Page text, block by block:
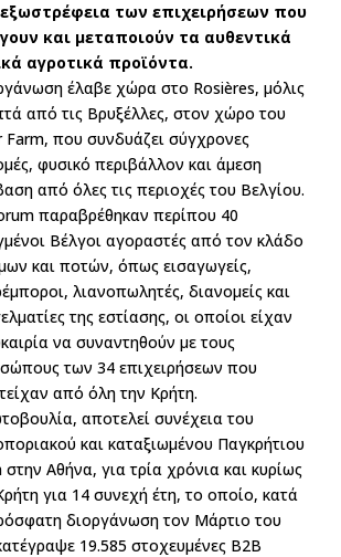
των επιχειρήσεων που
και μεταποιούν τα αυθεντικά
αγροτικά προϊόντα.
έλαβε χώρα στο Rosières, μόλις
από τις Βρυξέλλες, στον χώρο του
Farm, που συνδυάζει σύγχρονες
φυσικό περιβάλλον και άμεση
από όλες τις περιοχές του Βελγίου.
παραβρέθηκαν περίπου 40
Βέλγοι αγοραστές από τον κλάδο
και ποτών, όπως εισαγωγείς,
λιανοπωλητές, διανομείς και
της εστίασης, οι οποίοι είχαν
να συναντηθούν με τους
των 34 επιχειρήσεων που
από όλη την Κρήτη.
αποτελεί συνέχεια του
και καταξιωμένου Παγκρήτιου
στην Αθήνα, για τρία χρόνια και κυρίως
για 14 συνεχή έτη, το οποίο, κατά
διοργάνωση τον Μάρτιο του
19.585 στοχευμένες B2B